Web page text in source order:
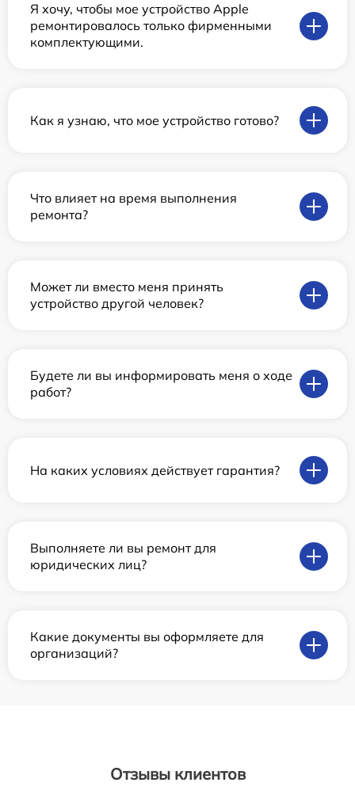
Я хочу, чтобы мое устройство Apple
ремонтировалось только фирменными
комплектующими.
Как я узнаю, что мое устройство готово?
Что влияет на время выполнения
ремонта?
Может ли вместо меня принять
устройство другой человек?
Будете ли вы информировать меня о ходе
работ?
На каких условиях действует гарантия?
Выполняете ли вы ремонт для
юридических лиц?
Какие документы вы оформляете для
организаций?
Отзывы клиентов